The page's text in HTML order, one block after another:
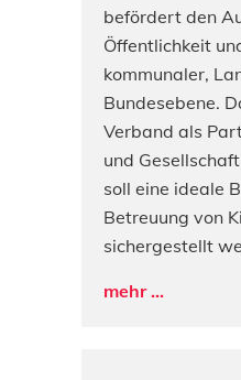
befördert den
Öffentlichkeit
kommunaler,
Bundesebene.
Verband als
und
soll eine ideale
Betreuung von
sichergestellt
mehr ...